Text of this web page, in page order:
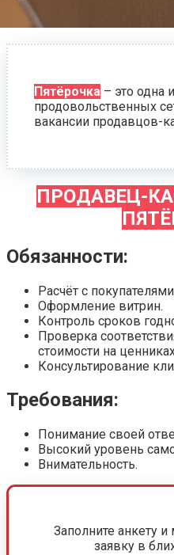
Пятёрочка – это одна
продовольственных
вакансии продавцов-
ПРОДАВЕЦ-
Обязанности:
Расчёт с
Оформление витрин.
Контроль сроков
Проверка
стоимости на
Консультирование
Требования:
Понимание своей
Высокий уровень
Внимательность.
Заполните анкету
заявку в